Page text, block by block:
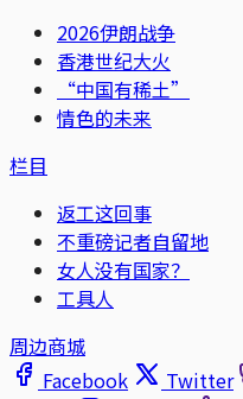
2026伊朗战争
香港世纪大火
“中国有稀土”
情色的未来
栏目
返工这回事
不重磅记者自留地
女人没有国家？
工具人
周边商城
Facebook
Twitter